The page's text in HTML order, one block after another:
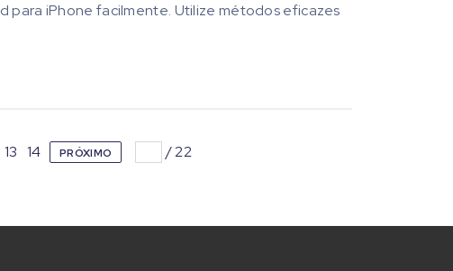
para iPhone facilmente. Utilize métodos eficazes
13 14 PRÓXIMO /22